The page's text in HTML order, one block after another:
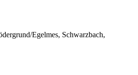
Egelmes, Schwarzbach,